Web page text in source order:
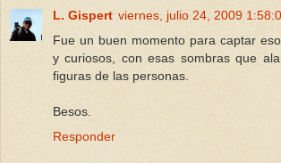
L. Gispert viernes, julio 24, 2009
Fue un buen momento para captar
y curiosos, con esas sombras que
figuras de las personas.
Besos.
Responder